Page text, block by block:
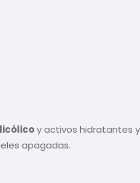
y activos hidratantes
apagadas.